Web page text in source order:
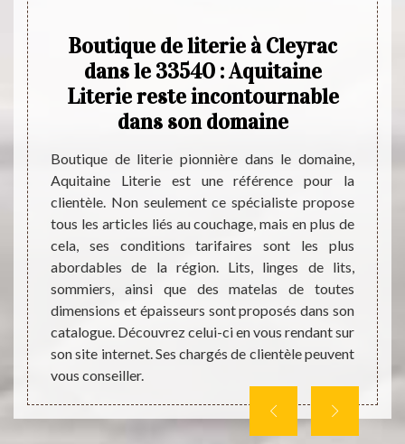
la
ses
de
son
les
Boutique de literie à Cleyrac
dans le 33540 : Aquitaine
Literie reste incontournable
dans son domaine
Boutique de literie pionnière dans le domaine,
Aquitaine Literie est une référence pour la
clientèle. Non seulement ce spécialiste propose
tous les articles liés au couchage, mais en plus de
cela, ses conditions tarifaires sont les plus
abordables de la région. Lits, linges de lits,
sommiers, ainsi que des matelas de toutes
dimensions et épaisseurs sont proposés dans son
catalogue. Découvrez celui-ci en vous rendant sur
son site internet. Ses chargés de clientèle peuvent
vous conseiller.
Que
de la
êtes
Ce
de